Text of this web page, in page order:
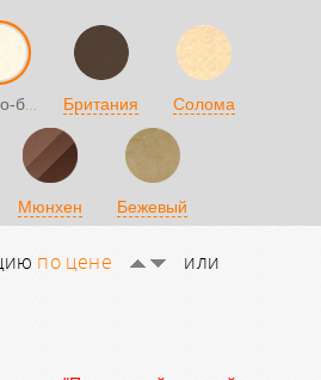
Светло-бежевый Британия Солома
Мюнхен Бежевый
по цене или